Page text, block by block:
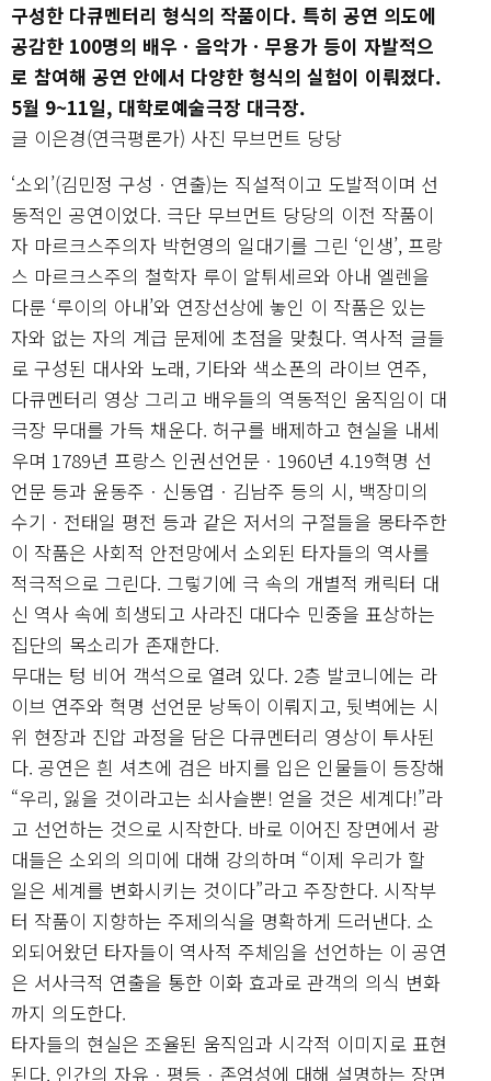
구성한 다큐멘터리 형식의 작품이다. 특히 공연 의도에
공감한 100명의 배우ㆍ음악가ㆍ무용가 등이 자발적으
로 참여해 공연 안에서 다양한 형식의 실험이 이뤄졌다.
5월 9~11일, 대학로예술극장 대극장.
글 이은경(연극평론가) 사진 무브먼트 당당
‘소외’(김민정 구성ㆍ연출)는 직설적이고 도발적이며 선
동적인 공연이었다. 극단 무브먼트 당당의 이전 작품이
자 마르크스주의자 박헌영의 일대기를 그린 ‘인생’, 프랑
스 마르크스주의 철학자 루이 알튀세르와 아내 엘렌을
다룬 ‘루이의 아내’와 연장선상에 놓인 이 작품은 있는
자와 없는 자의 계급 문제에 초점을 맞췄다. 역사적 글들
로 구성된 대사와 노래, 기타와 색소폰의 라이브 연주,
다큐멘터리 영상 그리고 배우들의 역동적인 움직임이 대
극장 무대를 가득 채운다. 허구를 배제하고 현실을 내세
우며 1789년 프랑스 인권선언문ㆍ1960년 4.19혁명 선
언문 등과 윤동주ㆍ신동엽ㆍ김남주 등의 시, 백장미의
수기ㆍ전태일 평전 등과 같은 저서의 구절들을 몽타주한
이 작품은 사회적 안전망에서 소외된 타자들의 역사를
적극적으로 그린다. 그렇기에 극 속의 개별적 캐릭터 대
신 역사 속에 희생되고 사라진 대다수 민중을 표상하는
집단의 목소리가 존재한다.
무대는 텅 비어 객석으로 열려 있다. 2층 발코니에는 라
이브 연주와 혁명 선언문 낭독이 이뤄지고, 뒷벽에는 시
위 현장과 진압 과정을 담은 다큐멘터리 영상이 투사된
다. 공연은 흰 셔츠에 검은 바지를 입은 인물들이 등장해
“우리, 잃을 것이라고는 쇠사슬뿐! 얻을 것은 세계다!”라
고 선언하는 것으로 시작한다. 바로 이어진 장면에서 광
대들은 소외의 의미에 대해 강의하며 “이제 우리가 할
일은 세계를 변화시키는 것이다”라고 주장한다. 시작부
터 작품이 지향하는 주제의식을 명확하게 드러낸다. 소
외되어왔던 타자들이 역사적 주체임을 선언하는 이 공연
은 서사극적 연출을 통한 이화 효과로 관객의 의식 변화
까지 의도한다.
타자들의 현실은 조율된 움직임과 시각적 이미지로 표현
된다. 인간의 자유ㆍ평등ㆍ존엄성에 대해 설명하는 장면